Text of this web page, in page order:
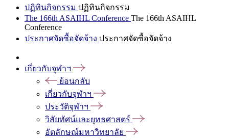
ปฏิทินกิจกรรม ปฏิทินกิจกรรม
The 166th ASAIHL Conference The 166th ASAIHL
Conference
ประกาศจัดซื้อจัดจ้าง ประกาศจัดซื้อจัดจ้าง
เกี่ยวกับจุฬาฯ
ย้อนกลับ
เกี่ยวกับจุฬาฯ
ประวัติจุฬาฯ
วิสัยทัศน์และยุทธศาสตร์
อัตลักษณ์มหาวิทยาลัย